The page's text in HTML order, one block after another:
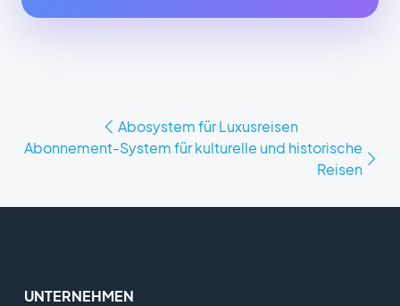
Abosystem für Luxusreisen
Abonnement-System für kulturelle und historische
Reisen
UNTERNEHMEN